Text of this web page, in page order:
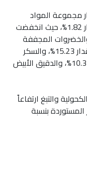
مجموعة المواد
الغذائية والمشروبات غير الكحولية بمقدار 1.82%، حيث انخفضت
البطاطا بمقدار 36.64%، والخضروات المجففة
بمقدار 27.78%، والخضروات الطازجة بمقدار 15.23%، والسكر
بمقدار 10.41%، والدجاج الطازج بمقدار 10.31%، والدقيق الأبيض
والتبغ ارتفاعاً
المستوردة بنسبة